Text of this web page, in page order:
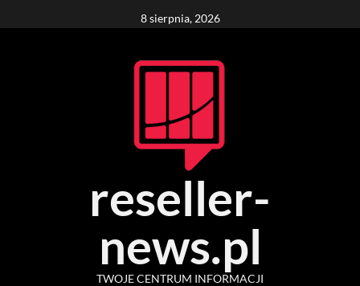
to
8 sierpnia, 2026
reseller-
news.pl
TWOJE CENTRUM INFORMACJI